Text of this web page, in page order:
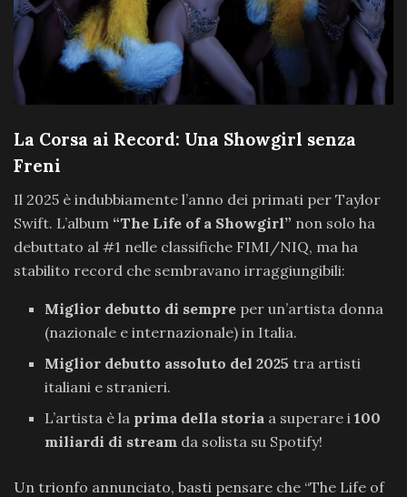
La Corsa ai Record: Una Showgirl senza
Freni
Il 2025 è indubbiamente l’anno dei primati per Taylor
Swift. L’album “The Life of a Showgirl” non solo ha
debuttato al #1 nelle classifiche FIMI/NIQ, ma ha
stabilito record che sembravano irraggiungibili:
Miglior debutto di sempre per un’artista donna
(nazionale e internazionale) in Italia.
Miglior debutto assoluto del 2025 tra artisti
italiani e stranieri.
L’artista è la prima della storia a superare i100
miliardi di stream da solista su Spotify!
Un trionfo annunciato, basti pensare che “The Life of